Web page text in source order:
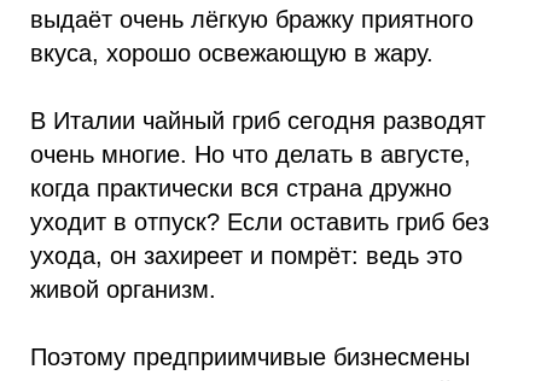
выдаёт очень лёгкую бражку приятного
вкуса, хорошо освежающую в жару.
В Италии чайный гриб сегодня разводят
очень многие. Но что делать в августе,
когда практически вся страна дружно
уходит в отпуск? Если оставить гриб без
ухода, он захиреет и помрёт: ведь это
живой организм.
Поэтому предприимчивые бизнесмены